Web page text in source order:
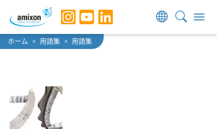
Skip to main navigation
Skip to main content
Skip to page footer
You are here:
ホーム 用語集 用語集